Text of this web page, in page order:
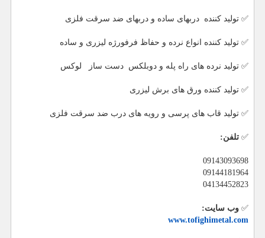
✅ تولید کننده دربهای ساده و دربهای ضد سرقت فلزی
✅ تولید کننده انواع نرده و حفاظ فرفورژه لیزری و ساده
✅ تولید نرده های راه پله و دوبلکس دست ساز لوکس
✅ تولید کننده ورق های برش لیزری
✅ تولید قاب های پرسی و رویه های درب ضد سرقت فلزی
✅ تلفن:
09143093698
09144181964
04134452823
✅ وب سایت:
www.tofighimetal.com